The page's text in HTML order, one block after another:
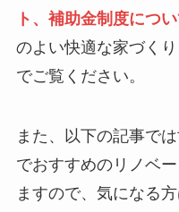
ト、補助金制度につ
のよい快適な家づく
でご覧ください。
また、以下の記事で
でおすすめのリノベ
ますので、気になる